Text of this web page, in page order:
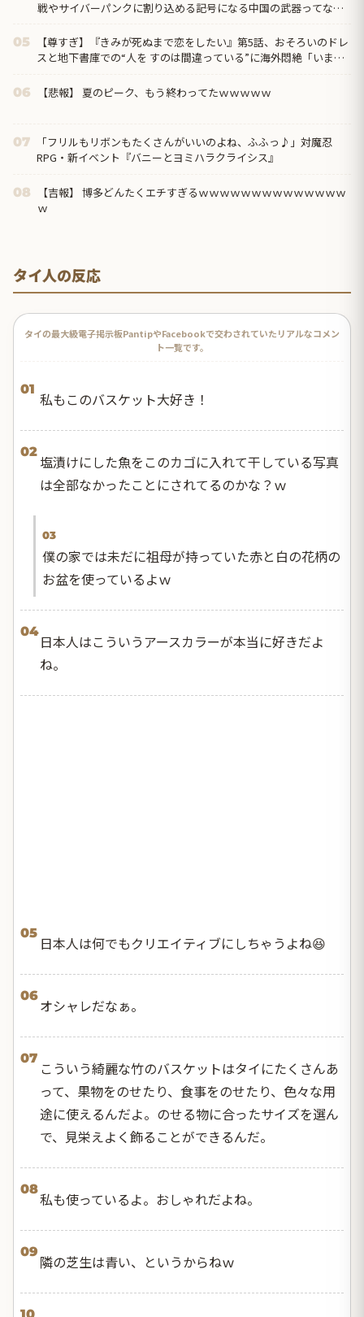
戦やサイバーパンクに割り込める記号になる中国の武器ってなん
05
【尊すぎ】『きみが死ぬまで恋をしたい』第5話、おそろいのドレ
スと地下書庫での“人を すのは間違っている”に海外悶絶「いまの
きた」
06 【悲報】 夏のピーク、もう終わってたｗｗｗｗｗ
07
「フリルもリボンもたくさんがいいのよね、ふふっ♪」対魔忍
RPG・新イベント『バニーとヨミハラクライシス』
08
【吉報】 博多どんたくエチすぎるｗｗｗｗｗｗｗｗｗｗｗｗｗｗ
ｗ
タイ人の反応
タイの最大級電子掲示板PantipやFacebookで交わされていたリアルなコメン
ト一覧です。
01
私もこのバスケット大好き！
02
塩漬けにした魚をこのカゴに入れて干している写真
は全部なかったことにされてるのかな？ｗ
03
僕の家では未だに祖母が持っていた赤と白の花柄の
お盆を使っているよｗ
04
日本人はこういうアースカラーが本当に好きだよ
ね。
05
日本人は何でもクリエイティブにしちゃうよね😆
06
オシャレだなぁ。
07
こういう綺麗な竹のバスケットはタイにたくさんあ
って、果物をのせたり、食事をのせたり、色々な用
途に使えるんだよ。のせる物に合ったサイズを選ん
で、見栄えよく飾ることができるんだ。
08
私も使っているよ。おしゃれだよね。
09
隣の芝生は青い、というからねｗ
10